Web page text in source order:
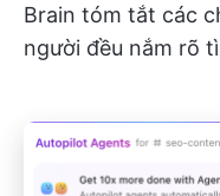
Brain tóm tắt các
người đều nắm rõ